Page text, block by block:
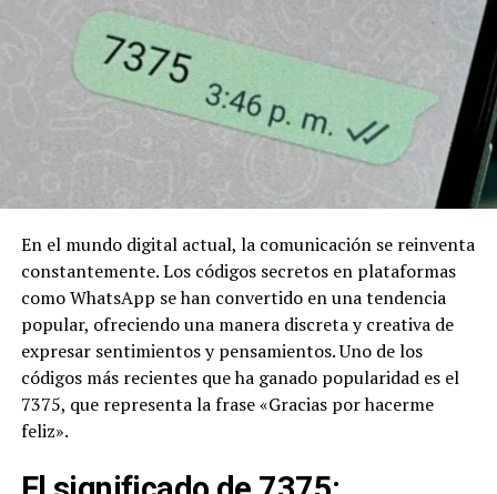
En el mundo digital actual, la comunicación se reinventa
constantemente. Los códigos secretos en plataformas
como WhatsApp se han convertido en una tendencia
popular, ofreciendo una manera discreta y creativa de
expresar sentimientos y pensamientos. Uno de los
códigos más recientes que ha ganado popularidad es el
7375, que representa la frase «Gracias por hacerme
feliz».